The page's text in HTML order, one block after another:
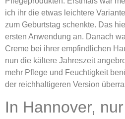
ich ihr die etwas leichtere
zum Geburtstag schenkte. Das
ersten Anwendung an. Danach
Creme bei ihrer empfindlichen
nun die kältere Jahreszeit
mehr Pflege und Feuchtigkeit
der reichhaltigeren Version
In Hannover,